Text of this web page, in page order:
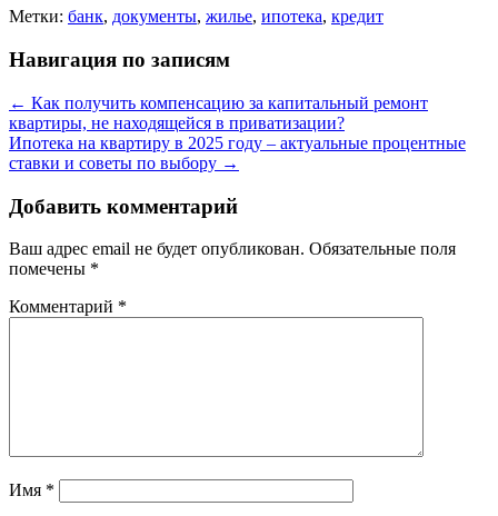
Метки: банк, документы, жилье, ипотека, кредит
Навигация по записям
← Как получить компенсацию за капитальный ремонт
квартиры, не находящейся в приватизации?
Ипотека на квартиру в 2025 году – актуальные процентные
ставки и советы по выбору →
Добавить комментарий
Ваш адрес email не будет опубликован. Обязательные поля
помечены *
Комментарий *
Имя *